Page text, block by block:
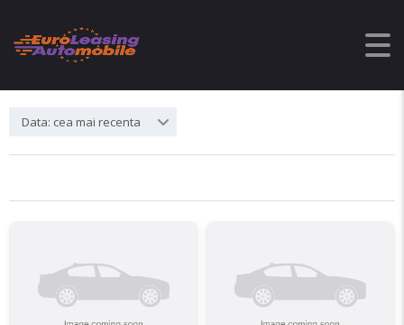
Filtre cautare
Data: cea mai recenta